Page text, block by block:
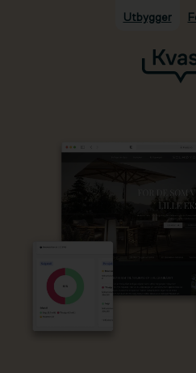
Hopp til hovedinnhold
Utbygger